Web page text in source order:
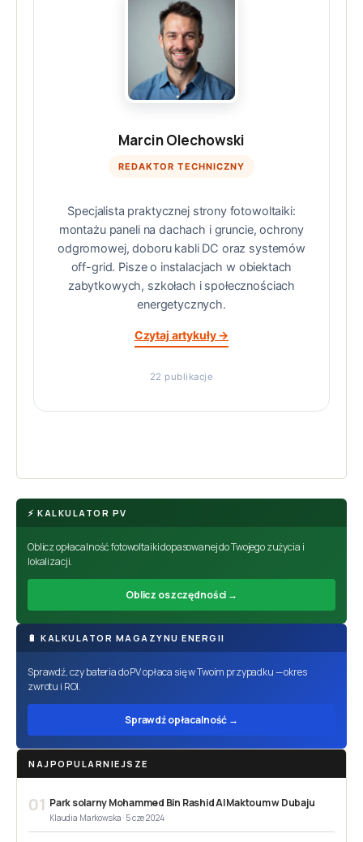
Marcin Olechowski
REDAKTOR TECHNICZNY
Specjalista praktycznej strony fotowoltaiki:
montażu paneli na dachach i gruncie, ochrony
odgromowej, doboru kabli DC oraz systemów
off-grid. Pisze o instalacjach w obiektach
zabytkowych, szkołach i społecznościach
energetycznych.
Czytaj artykuły →
22 publikacje
⚡ KALKULATOR PV
Oblicz opłacalność fotowoltaiki dopasowanej do Twojego zużycia i
lokalizacji.
Oblicz oszczędności →
🔋 KALKULATOR MAGAZYNU ENERGII
Sprawdź, czy bateria do PV opłaca się w Twoim przypadku — okres
zwrotu i ROI.
Sprawdź opłacalność →
NAJPOPULARNIEJSZE
01 Park solarny Mohammed Bin Rashid Al Maktoum w Dubaju
Klaudia Markowska · 5 cze 2024